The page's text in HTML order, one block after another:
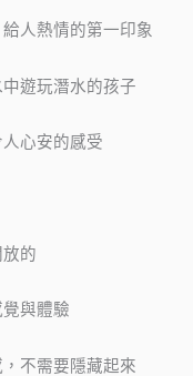
人熱情的第一印象
遊玩潛水的孩子
心安的感受
的
與體驗
不需要隱藏起來